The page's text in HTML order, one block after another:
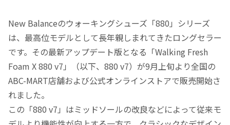
New Balanceのウォーキングシューズ「880」シリーズ
は、最高位モデルとして長年親しまれてきたロングセラー
です。その最新アップデート版となる「Walking Fresh
Foam X 880 v7」（以下、880 v7）が9月上旬より全国の
ABC-MART店舗および公式オンラインストアで販売開始さ
れました。
この「880 v7」はミッドソールの改良などによって従来モ